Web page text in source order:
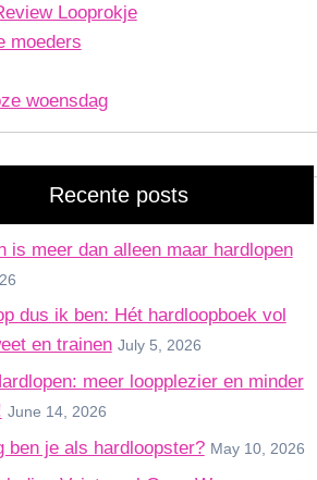
Looprokje
moeders
woensdag
Recente posts
is meer dan alleen maar hardlopen
dus ik ben: Hét hardloopboek vol
en trainen July 5, 2026
meer loopplezier en minder
June 14, 2026
ben je als hardloopster? May 10, 2026